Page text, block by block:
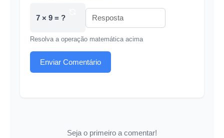
7 × 9 = ?
Resolva a operação matemática acima
Enviar Comentário
Seja o primeiro a comentar!